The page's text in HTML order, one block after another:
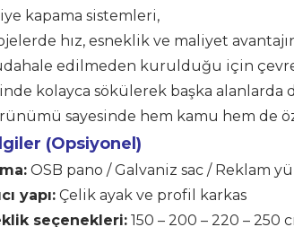
kapama sistemleri,
hız, esneklik ve maliyet
edilmeden kurulduğu için
kolayca sökülerek başka
sayesinde hem kamu hem de
(Opsiyonel)
OSB pano / Galvaniz sac / Reklam
yapı: Çelik ayak ve profil karkas
seçenekleri: 150 – 200 – 220 – 250